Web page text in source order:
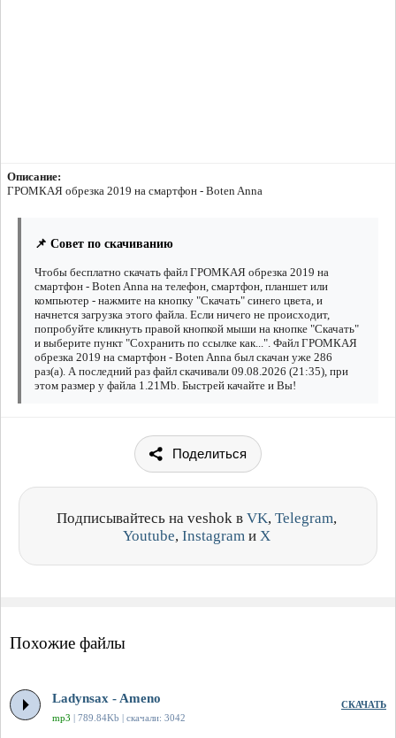
Описание:
ГРОМКАЯ обрезка 2019 на смартфон - Boten Anna
📌 Совет по скачиванию
Чтобы бесплатно скачать файл ГРОМКАЯ обрезка 2019 на
смартфон - Boten Anna на телефон, смартфон, планшет или
компьютер - нажмите на кнопку "Скачать" синего цвета, и
начнется загрузка этого файла. Если ничего не происходит,
попробуйте кликнуть правой кнопкой мыши на кнопке "Скачать"
и выберите пункт "Сохранить по ссылке как...". Файл ГРОМКАЯ
обрезка 2019 на смартфон - Boten Anna был скачан уже 286
раз(а). А последний раз файл скачивали 09.08.2026 (21:35), при
этом размер у файла 1.21Mb. Быстрей качайте и Вы!
Поделиться
Подписывайтесь на veshok в VK, Telegram,
Youtube, Instagram и X
Похожие файлы
Ladynsax - Ameno
mp3 | 789.84Kb | скачали: 3042
СКАЧАТЬ